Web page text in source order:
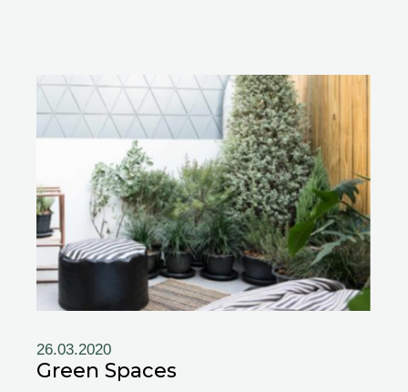
26.03.2020
Green Spaces